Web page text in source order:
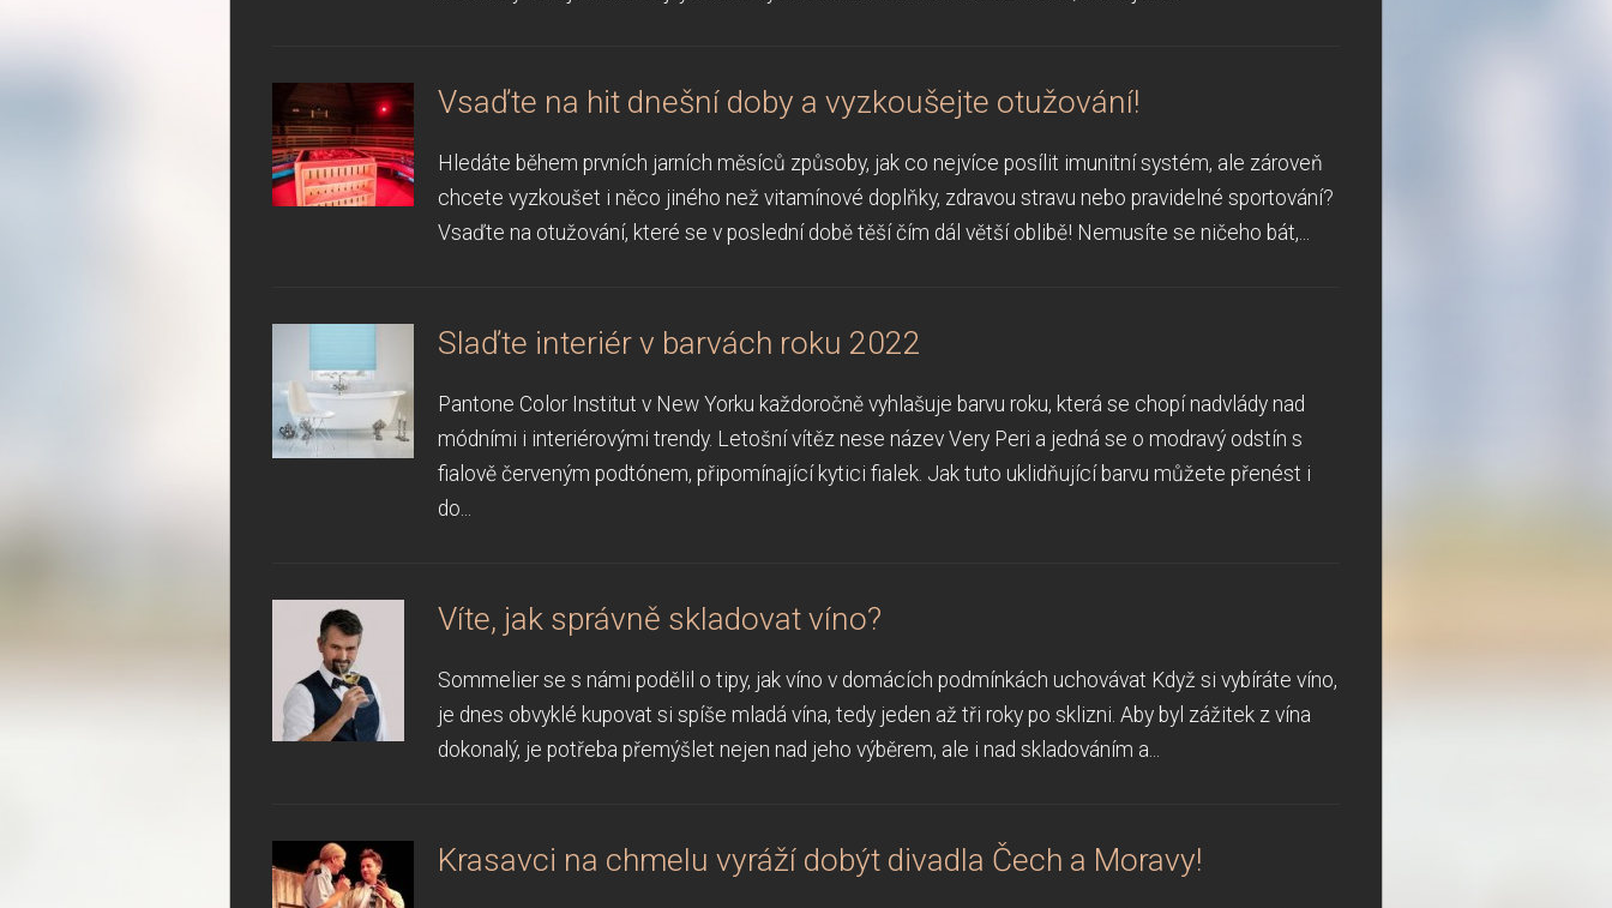
Vsaďte na hit dnešní doby a vyzkoušejte otužování!
Hledáte během prvních jarních měsíců způsoby, jak co nejvíce posílit imunitní systém, ale zároveň
chcete vyzkoušet i něco jiného než vitamínové doplňky, zdravou stravu nebo pravidelné sportování?
Vsaďte na otužování, které se v poslední době těší čím dál větší oblibě! Nemusíte se ničeho bát,...
Slaďte interiér v barvách roku 2022
Pantone Color Institut v New Yorku každoročně vyhlašuje barvu roku, která se chopí nadvlády nad
módními i interiérovými trendy. Letošní vítěz nese název Very Peri a jedná se o modravý odstín s
fialově červeným podtónem, připomínající kytici fialek. Jak tuto uklidňující barvu můžete přenést i
do...
Víte, jak správně skladovat víno?
Sommelier se s námi podělil o tipy, jak víno v domácích podmínkách uchovávat Když si vybíráte víno,
je dnes obvyklé kupovat si spíše mladá vína, tedy jeden až tři roky po sklizni. Aby byl zážitek z vína
dokonalý, je potřeba přemýšlet nejen nad jeho výběrem, ale i nad skladováním a...
Krasavci na chmelu vyráží dobýt divadla Čech a Moravy!